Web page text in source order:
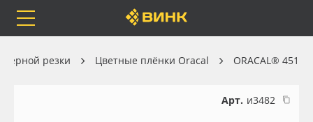
резки Цветные плёнки Oracal ORACAL® 451
Арт. и3482